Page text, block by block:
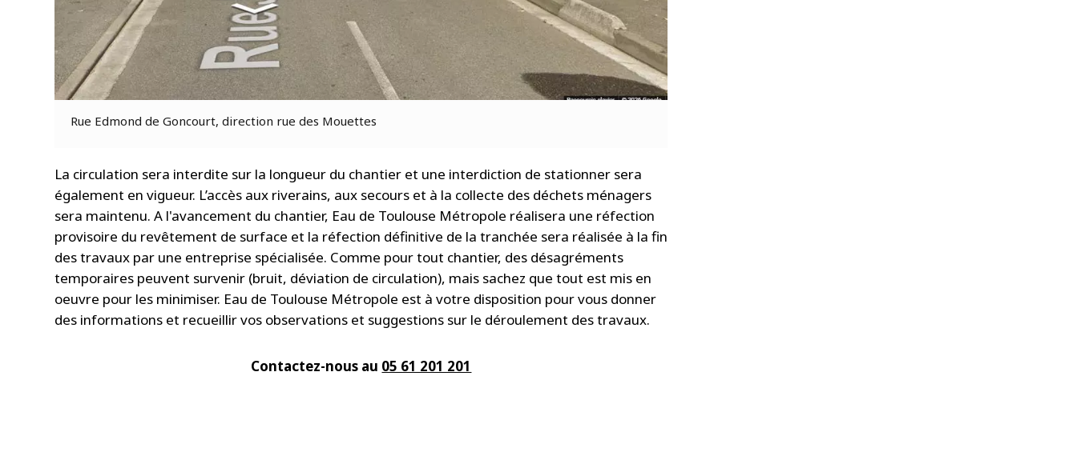
Rue Edmond de Goncourt, direction rue des Mouettes
La circulation sera interdite sur la longueur du chantier et une interdiction de stationner sera
également en vigueur. L’accès aux riverains, aux secours et à la collecte des déchets ménagers
sera maintenu. A l'avancement du chantier, Eau de Toulouse Métropole réalisera une réfection
provisoire du revêtement de surface et la réfection définitive de la tranchée sera réalisée à la fin
des travaux par une entreprise spécialisée. Comme pour tout chantier, des désagréments
temporaires peuvent survenir (bruit, déviation de circulation), mais sachez que tout est mis en
oeuvre pour les minimiser. Eau de Toulouse Métropole est à votre disposition pour vous donner
des informations et recueillir vos observations et suggestions sur le déroulement des travaux.
Contactez-nous au 05 61 201 201